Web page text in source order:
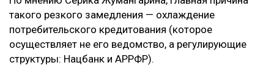
такого резкого замедления — охлаждение
потребительского кредитования (которое
осуществляет не его ведомство, а регулирующие
структуры: Нацбанк и АРРФР).